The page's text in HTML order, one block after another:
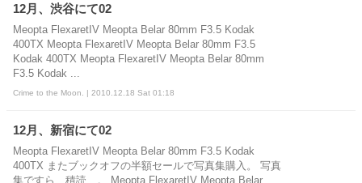
12月、渋谷にて02
Meopta FlexaretIV Meopta Belar 80mm F3.5 Kodak
400TX Meopta FlexaretIV Meopta Belar 80mm F3.5
Kodak 400TX Meopta FlexaretIV Meopta Belar 80mm
F3.5 Kodak ...
Crime to the Moon. | 2010.12.18 Sat 01:18
12月、新宿にて02
Meopta FlexaretIV Meopta Belar 80mm F3.5 Kodak
400TX またブックオフの半額セールで写真集購入。 写真
集ですら、積読…。 Meopta FlexaretIV Meopta Belar